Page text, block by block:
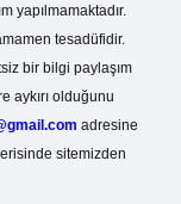
yapılmamaktadır.
tesadüfidir.
bir bilgi paylaşım
aykırı olduğunu
adresine
sitemizden